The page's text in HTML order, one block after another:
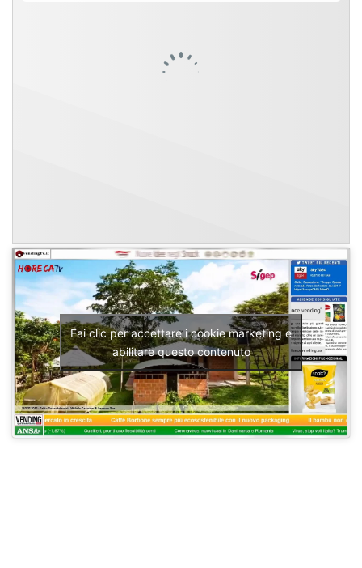
Fai clic per accettare i cookie marketing e
abilitare questo contenuto